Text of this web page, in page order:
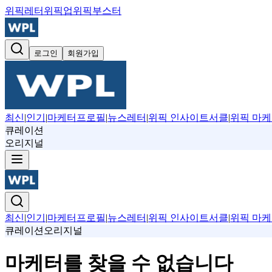
위픽레터 위픽업위픽부스터
로그인 회원가입
최신|인기 |마케터프로필|뉴스레터 |위픽 인사이트서클|위픽 마케
큐레이션
오리지널
최신|인기 |마케터프로필|뉴스레터 |위픽 인사이트서클|위픽 마케
큐레이션 오리지널
마케터를 찾을 수 없습니다